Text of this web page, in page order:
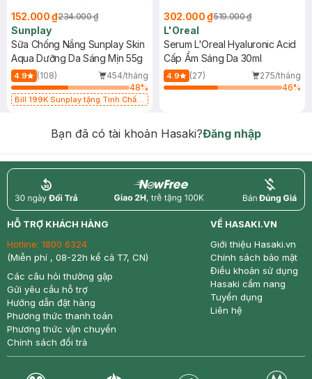
152.000 ₫234.000 ₫
Sunplay
Sữa Chống Nắng Sunplay Skin
Aqua Dưỡng Da Sáng Mịn 55g
4.9 (108)
454/tháng
48%
Bill 199K Sunplay tặng Tinh Chất
302.000 ₫519.000 ₫
L'Oreal
Serum L'Oreal Hyaluronic Acid
Cấp Ẩm Sáng Da 30ml
4.9 (27)
275/tháng
46%
Bạn đã có tài khoản Hasaki?Đăng nhập
return nowfree price
HỖ TRỢ KHÁCH HÀNG
Hotline: 1800 6324
(Miễn phí , 08-22h kể cả T7, CN)
Các câu hỏi thường gặp
Gửi yêu cầu hỗ trợ
Hướng dẫn đặt hàng
Phương thức thanh toán
Phương thức vận chuyển
Chính sách đổi trả
VỀ HASAKI.VN
Giới thiệu Hasaki.vn
Chính sách bảo mật
Điều khoản sử dụng
Hasaki cẩm nang
Tuyển dụng
Liên hệ